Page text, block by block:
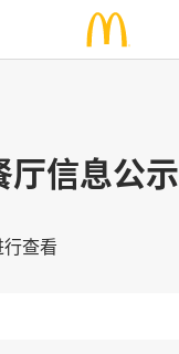
厅信息公示
查看